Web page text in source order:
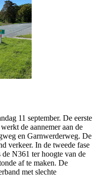
11 september. De eerste
de aannemer aan de
en Garnwerderweg. De
verkeer. In de tweede fase
N361 ter hoogte van de
af te maken. De
met slechte